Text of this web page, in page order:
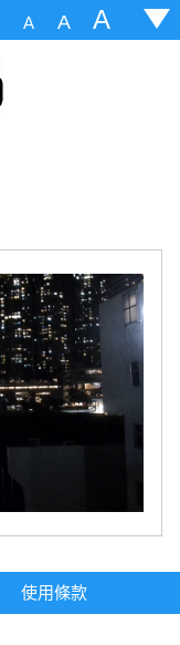
A A A
使用條款